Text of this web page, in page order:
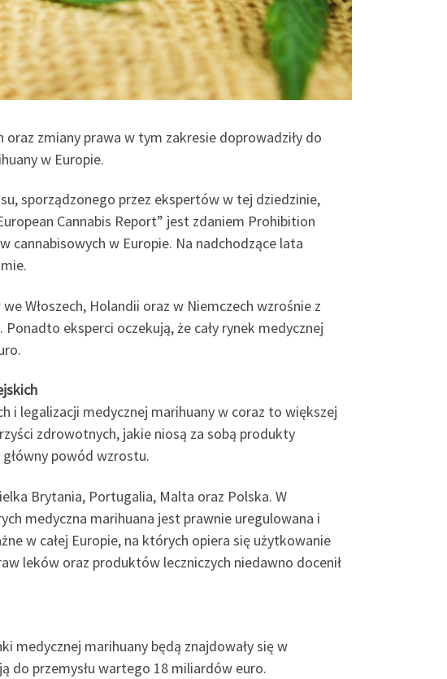
zmiany prawa w tym zakresie doprowadziły do
w Europie.
sporządzonego przez ekspertów w tej dziedzinie,
Cannabis Report” jest zdaniem Prohibition
cannabisowych w Europie. Na nadchodzące lata
Włoszech, Holandii oraz w Niemczech wzrośnie z
eksperci oczekują, że cały rynek medycznej
i legalizacji medycznej marihuany w coraz to większej
zdrowotnych, jakie niosą za sobą produkty
powód wzrostu.
Brytania, Portugalia, Malta oraz Polska. W
medyczna marihuana jest prawnie uregulowana i
w całej Europie, na których opiera się użytkowanie
leków oraz produktów leczniczych niedawno docenił
medycznej marihuany będą znajdowały się w
do przemysłu wartego 18 miliardów euro.